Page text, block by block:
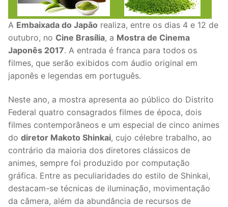
A Embaixada do Japão realiza, entre os dias 4 e 12 de
outubro, no Cine Brasília, a Mostra de Cinema
Japonês 2017. A entrada é franca para todos os
filmes, que serão exibidos com áudio original em
japonês e legendas em português.
Neste ano, a mostra apresenta ao público do Distrito
Federal quatro consagrados filmes de época, dois
filmes contemporâneos e um especial de cinco animes
do diretor Makoto Shinkai, cujo célebre trabalho, ao
contrário da maioria dos diretores clássicos de
animes, sempre foi produzido por computação
gráfica. Entre as peculiaridades do estilo de Shinkai,
destacam-se técnicas de iluminação, movimentação
da câmera, além da abundância de recursos de